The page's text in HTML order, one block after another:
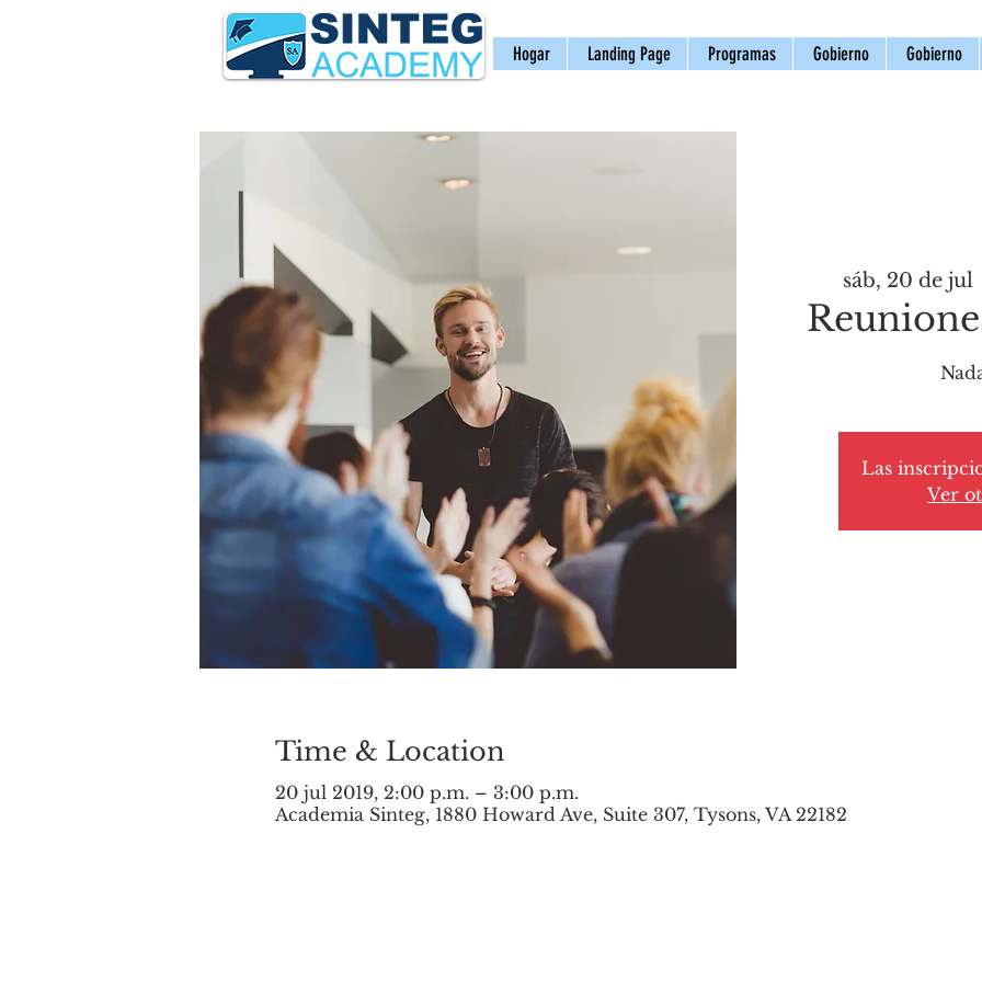
Hogar Landing Page Programas Gobierno Gobierno
sáb, 20 de jul
Las
Ver
Time & Location
20 jul 2019, 2:00 p.m. – 3:00 p.m.
Academia Sinteg, 1880 Howard Ave, Suite 307, Tysons, VA 22182